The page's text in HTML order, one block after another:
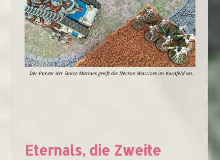
Der Panzer der Space Marines greift die Necron Warriors im Kornfeld an.
Eternals, die Zweite